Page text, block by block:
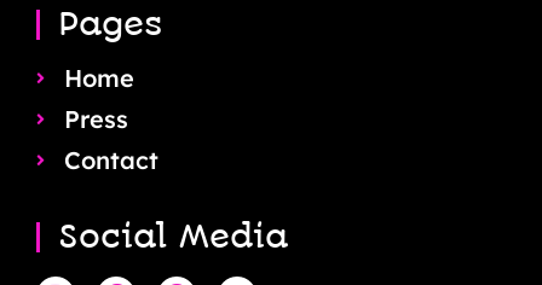
Pages
Home
Press
Contact
Social Media